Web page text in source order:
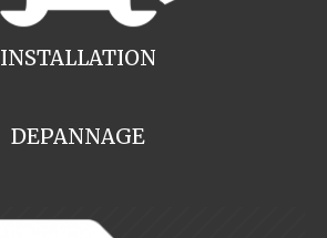
INSTALLATION
DEPANNAGE